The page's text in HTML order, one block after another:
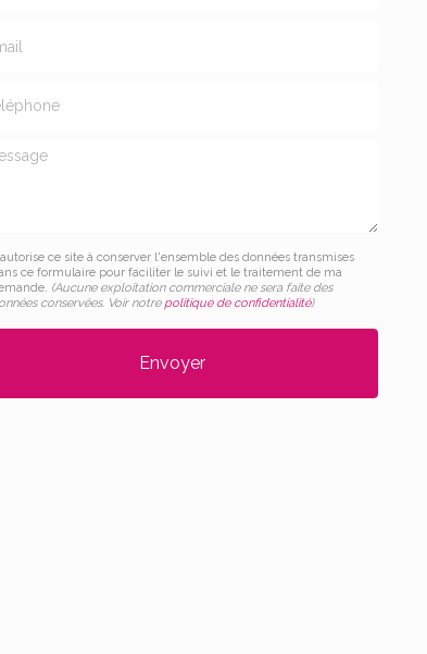
ce site à conserver l'ensemble des données transmises
ce formulaire pour faciliter le suivi et le traitement de ma
(Aucune exploitation commerciale ne sera faite des
conservées. Voir notre politique de confidentialité)